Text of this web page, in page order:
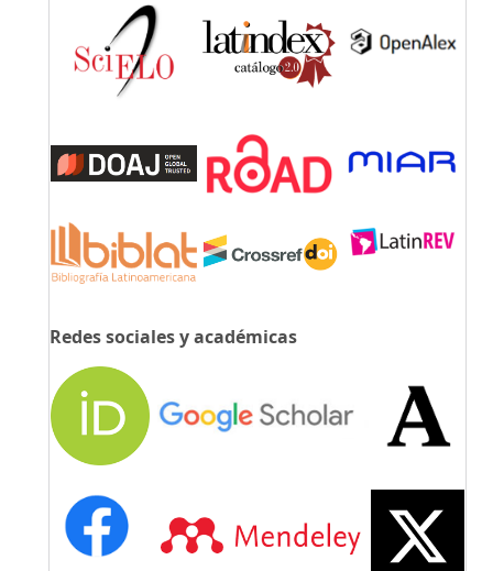
Redes sociales y académicas